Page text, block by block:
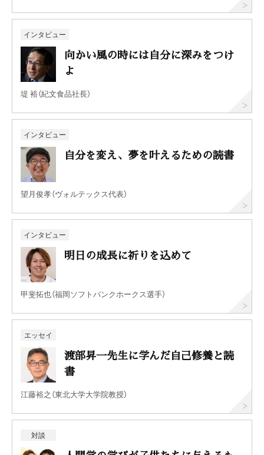
インタビュー
向かい風の時には自分に深みをつけ
よ
堤 裕（紀文食品社長）
インタビュー
自分を変え、夢を叶えるための読書
望月俊孝（ヴォルテックス代表）
インタビュー
明日の成長に祈りを込めて
甲斐拓也（福岡ソフトバンクホークス選手）
エッセイ
渡部昇一先生に学んだ自己修養と読
書
江藤裕之（東北大学大学院教授）
対談